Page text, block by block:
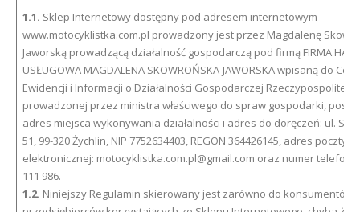
1.1. Sklep Internetowy dostępny pod adresem internetowym
www.motocyklistka.com.pl prowadzony jest przez Magdalenę
Jaworską prowadzącą działalność gospodarczą pod firmą FIRMA
USŁUGOWA MAGDALENA SKOWROŃSKA-JAWORSKA wpisaną do
Ewidencji i Informacji o Działalności Gospodarczej Rzeczypospolitej
prowadzonej przez ministra właściwego do spraw gospodarki,
adres miejsca wykonywania działalności i adres do doręczeń: ul.
51, 99-320 Żychlin, NIP 7752634403, REGON 364426145, adres poczty
elektronicznej: motocyklistka.com.pl@gmail.com oraz numer telefonu:
111 986.
1.2. Niniejszy Regulamin skierowany jest zarówno do konsumentów,